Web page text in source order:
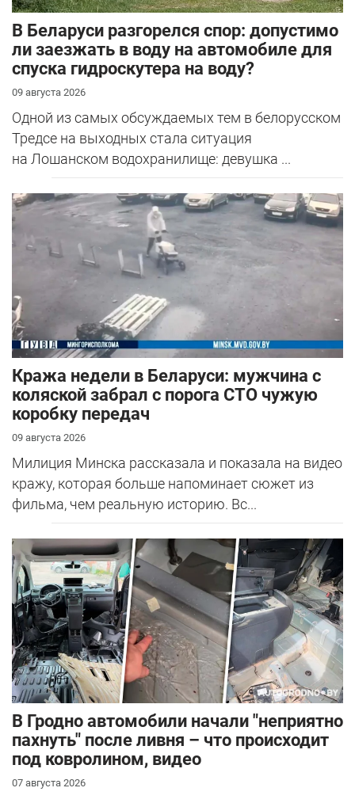
В Беларуси разгорелся спор: допустимо
ли заезжать в воду на автомобиле для
спуска гидроскутера на воду?
09 августа 2026
Одной из самых обсуждаемых тем в белорусском
Тредсе на выходных стала ситуация
на Лошанском водохранилище: девушка ...
Кража недели в Беларуси: мужчина с
коляской забрал с порога СТО чужую
коробку передач
09 августа 2026
Милиция Минска рассказала и показала на видео
кражу, которая больше напоминает сюжет из
фильма, чем реальную историю. Вс...
В Гродно автомобили начали "неприятно
пахнуть" после ливня – что происходит
под ковролином, видео
07 августа 2026